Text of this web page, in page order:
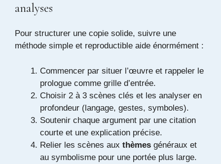
analyses
Pour structurer une copie solide, suivre une
méthode simple et reproductible aide énormément :
Commencer par situer l’œuvre et rappeler le
prologue comme grille d’entrée.
Choisir 2 à 3 scènes clés et les analyser en
profondeur (langage, gestes, symboles).
Soutenir chaque argument par une citation
courte et une explication précise.
Relier les scènes aux thèmes généraux et
au symbolisme pour une portée plus large.